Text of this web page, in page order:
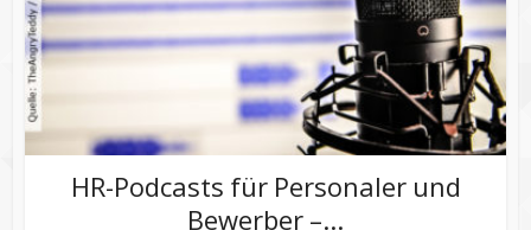
HR-Podcasts für Personaler und
Bewerber –...